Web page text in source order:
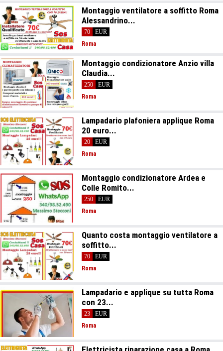
Montaggio ventilatore a soffitto Roma
Alessandrino...
70
EUR
Roma
Montaggio condizionatore Anzio villa
Claudia...
250
EUR
Roma
Lampadario plafoniera applique Roma
20 euro...
20
EUR
Roma
Montaggio condizionatore Ardea e
Colle Romito...
250
EUR
Roma
Quanto costa montaggio ventilatore a
soffitto...
70
EUR
Roma
Lampadario e applique su tutta Roma
con 23...
23
EUR
Roma